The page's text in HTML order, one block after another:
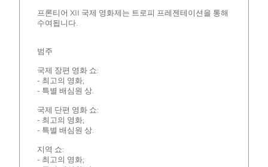
프론티어 XII 국제 영화제는 트로피 프레젠테이션을 통해
수여됩니다.
범주
국제 장편 영화 쇼:
- 최고의 영화;
- 특별 배심원 상.
국제 단편 영화 쇼:
- 최고의 영화;
- 특별 배심원 상.
지역 쇼:
- 최고의 영화;